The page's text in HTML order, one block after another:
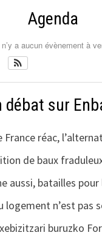
Agenda
a aucun évènement à
débat sur
France réac,
de baux
aussi, batailles
logement n’est pas
buruzko